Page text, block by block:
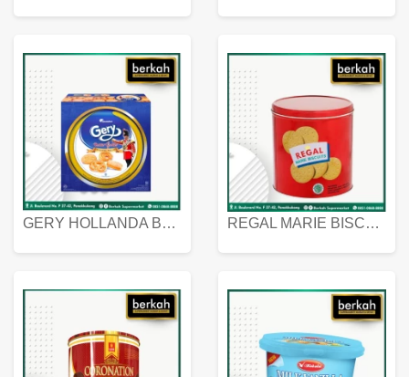
GERY HOLLANDA BUTTER COOKIES 450 GRAM REGAL MARIE BISCUIT KALENG 550 GRAM